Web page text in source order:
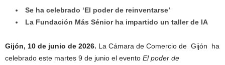
Se ha celebrado ‘El poder de reinventarse’
La Fundación Más Sénior ha impartido un taller de IA
Gijón, 10 de junio de 2026. La Cámara de Comercio de Gijón
ha
celebrado este martes 9 de junio el evento El poder de